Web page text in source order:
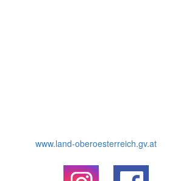
www.land-oberoesterreich.gv.at